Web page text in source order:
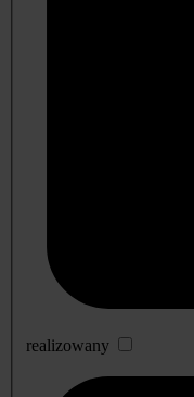
realizowany